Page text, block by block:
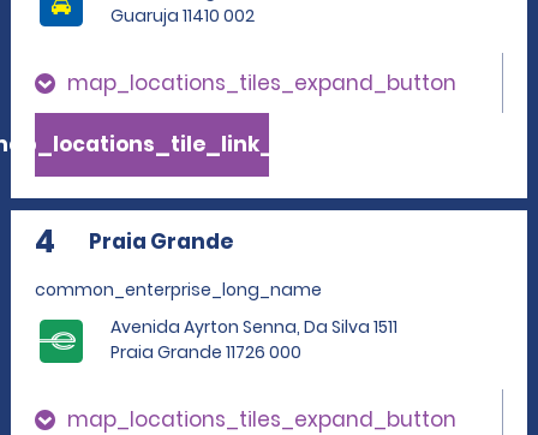
Guaruja 11410 002
map_locations_tiles_expand_button
4 Praia Grande
common_enterprise_long_name
Avenida Ayrton Senna, Da Silva 1511
Praia Grande 11726 000
map_locations_tiles_expand_button